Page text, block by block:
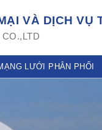
VÀ DỊCH VỤ
LƯỚI PHÂN PHỐI